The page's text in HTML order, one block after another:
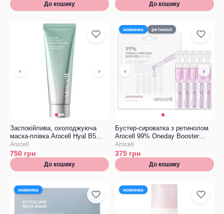
До кошику До кошику
‹ ›
Заспокійлива, охолоджуюча
маска-плівка Arocell Hyal B5
Soothing Wrapping Mask
Arocell
750 грн
До кошику
новинка ретинол
‹ ›
Бустер-сироватка з ретинолом
Arocell 99% Oneday Booster
Ampoule Retinol 1 ml * 5 шт
Arocell
375 грн
До кошику
новинка новинка